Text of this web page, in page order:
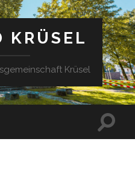
KRÜSEL
Krüsel